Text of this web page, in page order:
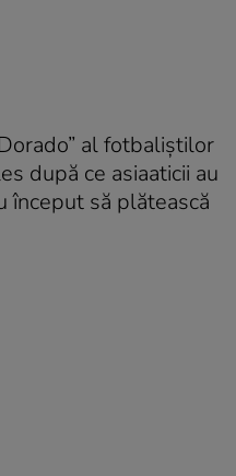
al fotbaliștilor
după ce asiaaticii au
început să plătească